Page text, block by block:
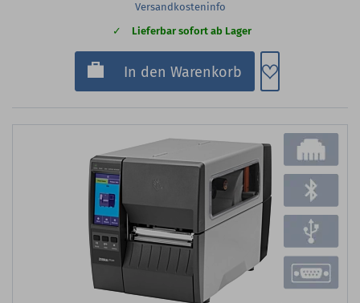
Versandkosteninfo
Lieferbar sofort ab Lager
In den Warenkorb Zum